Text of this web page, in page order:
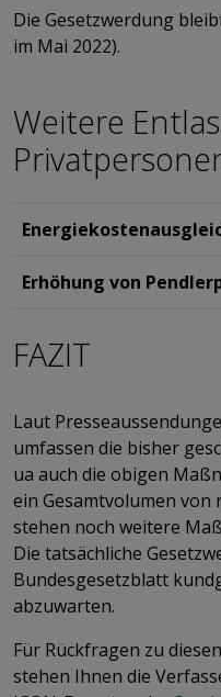
Die Gesetzwerdung
im Mai 2022).
Weitere
Erhöhung von
FAZIT
​​​​​​​Laut
umfassen die bisher
ua auch die obigen
ein Gesamtvolumen von
stehen noch weitere
Die tatsächliche
Bundesgesetzblatt
abzuwarten.
Für Rückfragen zu
stehen Ihnen die